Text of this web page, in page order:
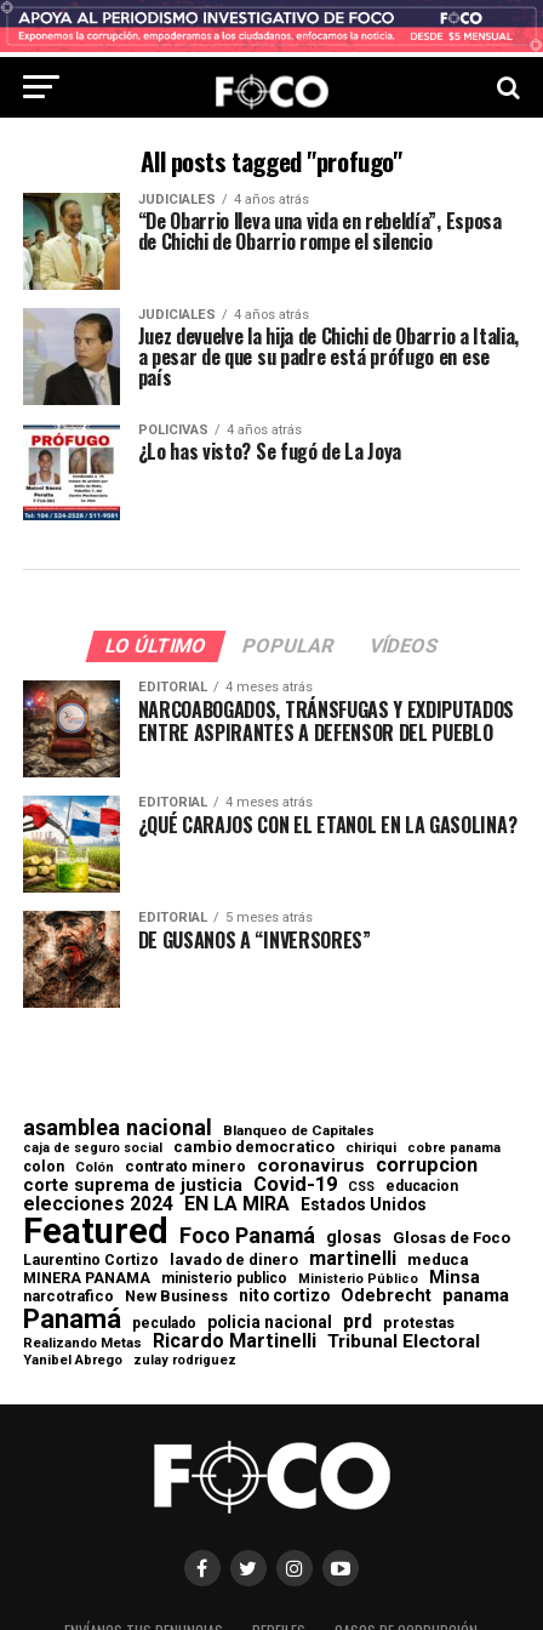
All posts tagged "profugo"
JUDICIALES 4 años atrás
“De Obarrio lleva una vida en rebeldía”, Esposa
de Chichi de Obarrio rompe el silencio
JUDICIALES 4 años atrás
Juez devuelve la hija de Chichi de Obarrio a Italia,
a pesar de que su padre está prófugo en ese
país
POLICIVAS 4 años atrás
¿Lo has visto? Se fugó de La Joya
LO ÚLTIMO POPULAR VÍDEOS
EDITORIAL 4 meses atrás
NARCOABOGADOS, TRÁNSFUGAS Y EXDIPUTADOS
ENTRE ASPIRANTES A DEFENSOR DEL PUEBLO
EDITORIAL 4 meses atrás
¿QUÉ CARAJOS CON EL ETANOL EN LA GASOLINA?
EDITORIAL 5 meses atrás
DE GUSANOS A “INVERSORES”
asamblea nacional Blanqueo de Capitales
caja de seguro social cambio democratico chiriqui cobre panama
colon Colón contrato minero coronavirus corrupcion
corte suprema de justicia Covid-19 CSS educacion
elecciones 2024 EN LA MIRA Estados Unidos
Featured Foco Panamá glosas Glosas de Foco
Laurentino Cortizo lavado de dinero martinelli meduca
MINERA PANAMA ministerio publico Ministerio Público Minsa
narcotrafico New Business nito cortizo Odebrecht panama
Panamá peculado policia nacional prd protestas
Realizando Metas Ricardo Martinelli Tribunal Electoral
Yanibel Abrego zulay rodriguez